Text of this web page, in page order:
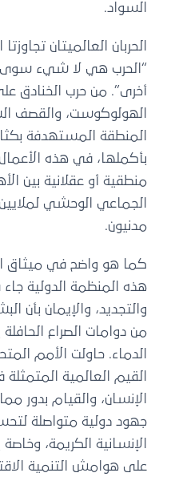
السواد.
الحربان العالميتان
“الحرب هي لا شيء سوى
أخرى”. من حرب الخنادق
الهولوكوست، والقصف
المنطقة المستهدفة
بأكملها، في هذه
منطقية أو عقلانية بين
الجماعي الوحشي
مدنيون.
كما هو واضح في ميثاق
هذه المنظمة الدولية
والتجديد، والإيمان بأن
من دوامات الصراع
الدماء. حاولت الأمم
القيم العالمية
الإنسان، والقيام بدور
جهود دولية متواصلة
الإنسانية الكريمة،
على هوامش التنمية